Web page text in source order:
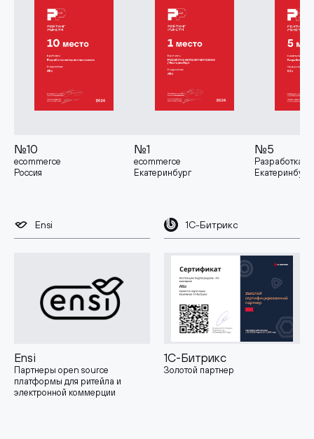
№10
ecommerce
Россия
№1
ecommerce
Екатеринбург
№5
Разработка
Екатеринбург
Ensi
Ensi
Партнеры open source
платформы для ритейла и
электронной коммерции
1С-Битрикс
1С-Битрикс
Золотой партнер